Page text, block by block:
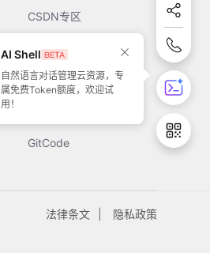
CSDN专区
51CTO
GitCode
法律条文 隐私政策
AI Shell
自然语言对话管理云资源，专
属免费Token额度，欢迎试
用！